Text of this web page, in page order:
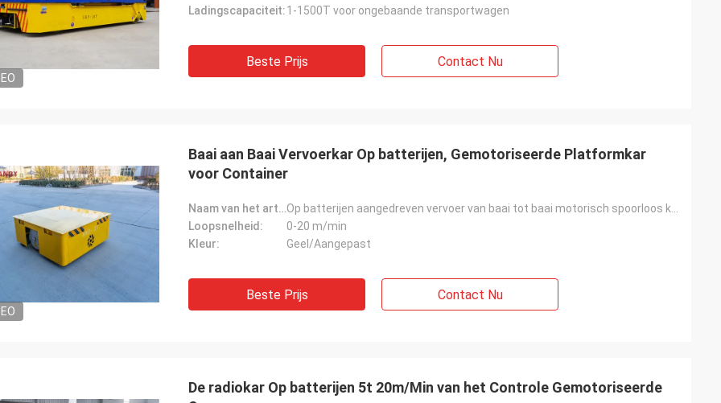
dienst me telkens weer en
interessante dingen met me. En
is gewerkt in onze fabriek
blij om samenwerking met u te
ik een vijf sterrencliënt kan zijn!
Ladingscapaciteit:1-1500T voor ongebaande transportwagen
Beste Prijs Contact Nu
Baai aan Baai Vervoerkar Op batterijen, Gemotoriseerde Platformkar
voor Container
Naam van het artikel:
Loopsnelheid:
0-20 m/min
Kleur:
Geel/Aangepast
Beste Prijs Contact Nu
De radiokar Op batterijen 5t 20m/Min van het Controle Gemotoriseerde